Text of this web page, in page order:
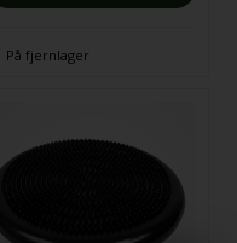
På fjernlager